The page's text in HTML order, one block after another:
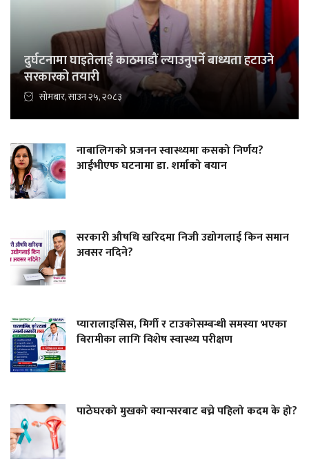
दुर्घटनामा घाइतेलाई काठमाडौं ल्याउनुपर्ने बाध्यता हटाउने
सरकारको तयारी
सोमबार, साउन २५, २०८३
नाबालिगको प्रजनन स्वास्थ्यमा कसको निर्णय?
आईभीएफ घटनामा डा. शर्माको बयान
सरकारी औषधि खरिदमा निजी उद्योगलाई किन समान
अवसर नदिने?
प्यारालाइसिस, मिर्गी र टाउकोसम्बन्धी समस्या भएका
बिरामीका लागि विशेष स्वास्थ्य परीक्षण
पाठेघरको मुखको क्यान्सरबाट बच्ने पहिलो कदम के हो?